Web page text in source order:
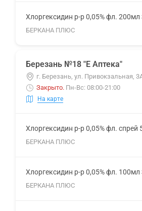
Хлоргексидин р-р 0,05% фл.
БЕРКАНА ПЛЮС
Березань №18 "Е Аптека"
г. Березань, ул. Привокзальная,
Закрыто. Пн-Вс: 08:00-21:00
На карте
Хлоргексидин р-р 0,05% фл.
БЕРКАНА ПЛЮС
Хлоргексидин р-р 0,05% фл.
БЕРКАНА ПЛЮС